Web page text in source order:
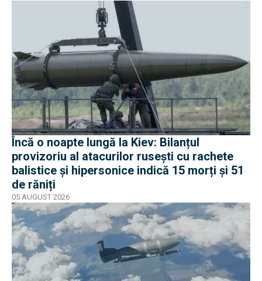
Încă o noapte lungă la Kiev: Bilanțul
provizoriu al atacurilor rusești cu rachete
balistice și hipersonice indică 15 morți și 51
de răniți
05 AUGUST 2026